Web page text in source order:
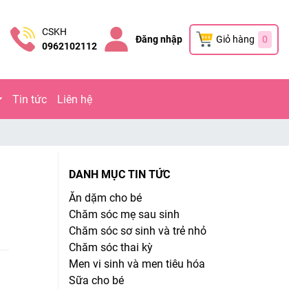
CSKH
0962102112
Đăng nhập Giỏ hàng 0
Tin tức Liên hệ
DANH MỤC TIN TỨC
Ăn dặm cho bé
Chăm sóc mẹ sau sinh
Chăm sóc sơ sinh và trẻ nhỏ
Chăm sóc thai kỳ
Men vi sinh và men tiêu hóa
Sữa cho bé